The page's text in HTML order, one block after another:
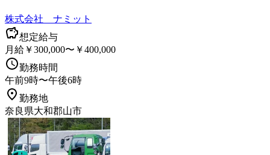
株式会社 ナミット
想定給与
月給￥300,000〜￥400,000
勤務時間
午前9時〜午後6時
勤務地
奈良県大和郡山市